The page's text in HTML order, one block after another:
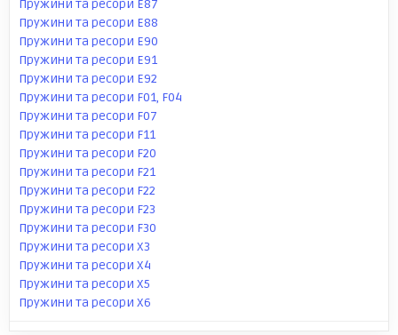
Пружини та ресори E87
Пружини та ресори E88
Пружини та ресори E90
Пружини та ресори E91
Пружини та ресори E92
Пружини та ресори F01, F04
Пружини та ресори F07
Пружини та ресори F11
Пружини та ресори F20
Пружини та ресори F21
Пружини та ресори F22
Пружини та ресори F23
Пружини та ресори F30
Пружини та ресори X3
Пружини та ресори X4
Пружини та ресори X5
Пружини та ресори X6